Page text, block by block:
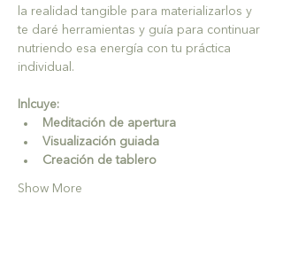
la realidad tangible para materializarlos y
te daré herramientas y guía para continuar
nutriendo esa energía con tu práctica
individual.
Inlcuye:
Meditación de apertura
Visualización guiada
Creación de tablero
Show More